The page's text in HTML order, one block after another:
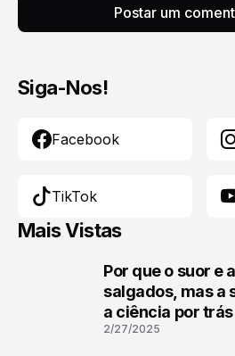
Postar um
Siga-Nos!
Facebook
TikTok
Mais Vistas
Por que o suor e
salgados, mas a
a ciência por trás
2/27/2025